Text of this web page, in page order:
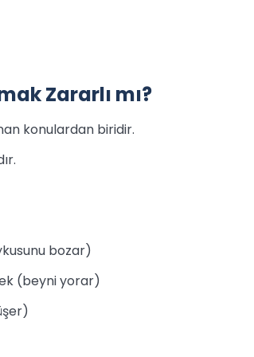
Zararlı mı?
konulardan biridir.
bozar)
(beyni yorar)